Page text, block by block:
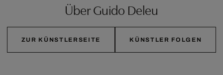
Über Guido Deleu
ZUR KÜNSTLERSEITE KÜNSTLER FOLGEN